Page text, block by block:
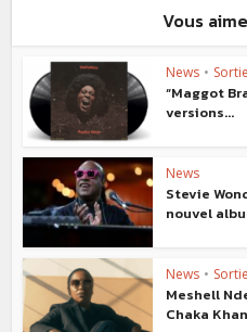
Vous
News •
“Maggot
versions...
News
Stevie
nouvel
News •
Meshell
Chaka